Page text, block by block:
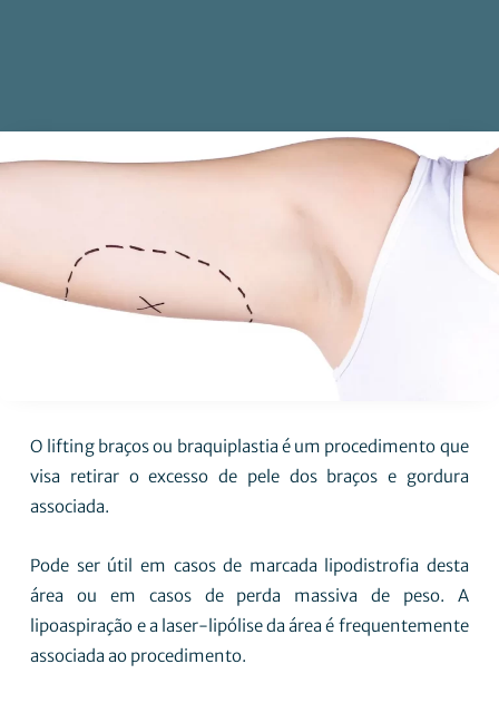
O lifting braços ou braquiplastia é um procedimento que
visa retirar o excesso de pele dos braços e gordura
associada.
Pode ser útil em casos de marcada lipodistrofia desta
área ou em casos de perda massiva de peso. A
lipoaspiração e a laser-lipólise da área é frequentemente
associada ao procedimento.